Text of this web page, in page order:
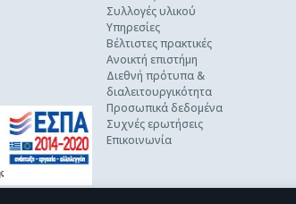
Συλλογές υλικού
Υπηρεσίες
Βέλτιστες πρακτικές
Ανοικτή επιστήμη
Διεθνή πρότυπα &
διαλειτουργικότητα
Προσωπικά δεδομένα
Συχνές ερωτήσεις
Επικοινωνία